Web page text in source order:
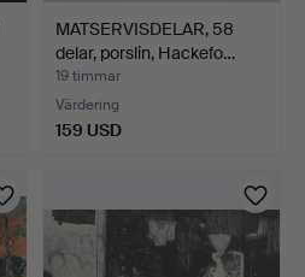
MATSERVISDELAR, 58
delar, porslin, Hackefo…
19 timmar
Värdering
159 USD